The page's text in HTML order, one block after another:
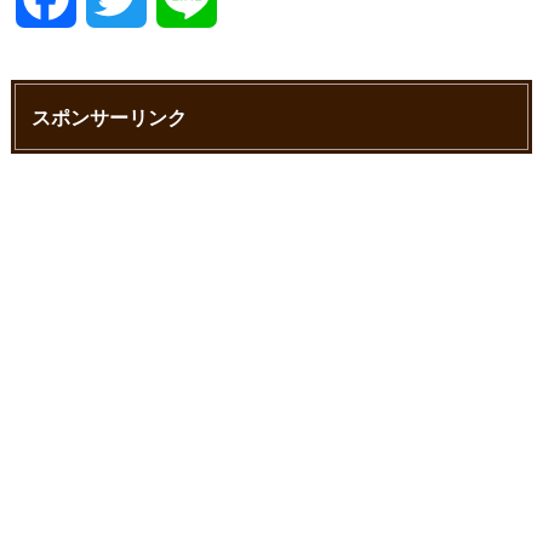
c i
スポンサーリンク